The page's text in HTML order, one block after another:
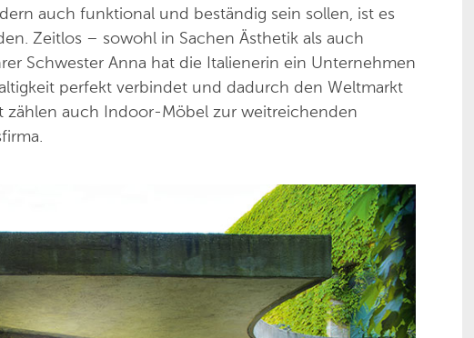
auch funktional und beständig sein sollen, ist es
Zeitlos – sowohl in Sachen Ästhetik als auch
Schwester Anna hat die Italienerin ein Unternehmen
perfekt verbindet und dadurch den Weltmarkt
auch Indoor-Möbel zur weitreichenden